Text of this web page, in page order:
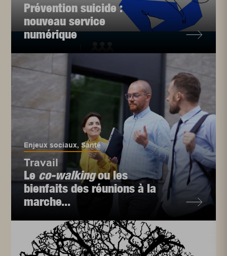
Prévention suicide :
nouveau service
numérique
Enjeux sociaux,Santé
Travail
Le co-walkingou les
bienfaits des réunions à la
marche...